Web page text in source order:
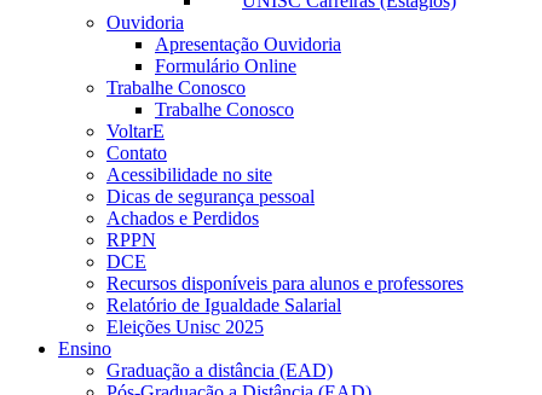
Ouvidoria
Apresentação Ouvidoria
Formulário Online
Trabalhe Conosco
Trabalhe Conosco
VoltarE
Contato
Acessibilidade no site
Dicas de segurança pessoal
Achados e Perdidos
RPPN
DCE
Recursos disponíveis para alunos e professores
Relatório de Igualdade Salarial
Eleições Unisc 2025
Ensino
Graduação a distância (EAD)